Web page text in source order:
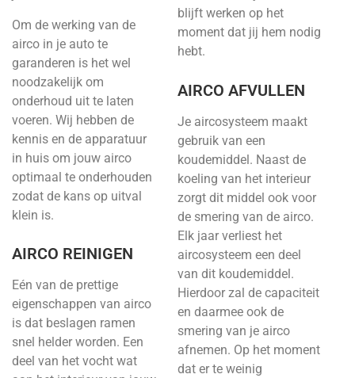
Om de werking van de
airco in je auto te
garanderen is het wel
noodzakelijk om
onderhoud uit te laten
voeren. Wij hebben de
kennis en de apparatuur
in huis om jouw airco
optimaal te onderhouden
zodat de kans op uitval
klein is.
AIRCO REINIGEN
Eén van de prettige
eigenschappen van airco
is dat beslagen ramen
snel helder worden. Een
deel van het vocht wat
blijft werken op het
moment dat jij hem nodig
hebt.
AIRCO AFVULLEN
Je aircosysteem maakt
gebruik van een
koudemiddel. Naast de
koeling van het interieur
zorgt dit middel ook voor
de smering van de airco.
Elk jaar verliest het
aircosysteem een deel
van dit koudemiddel.
Hierdoor zal de capaciteit
en daarmee ook de
smering van je airco
afnemen. Op het moment
dat er te weinig